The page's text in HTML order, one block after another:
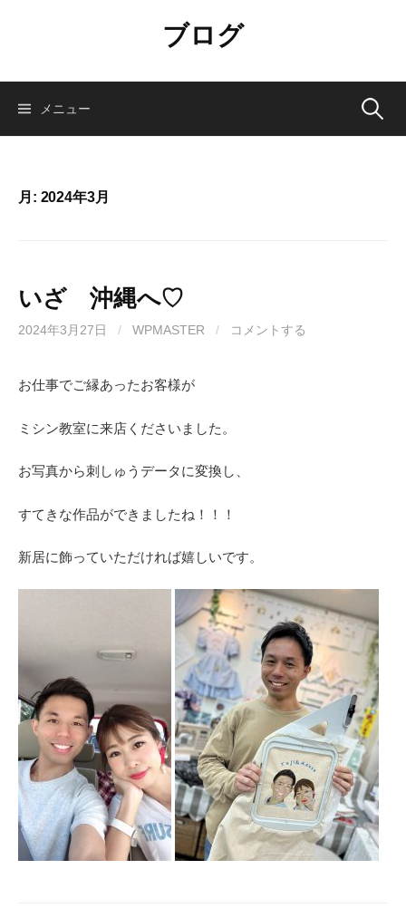
ン
ブログ
メニュー 検
月: 2024年3月
いざ 沖縄へ♡
2024年3月27日 / WPMASTER / コメントする
お仕事でご縁あったお客様が
ミシン教室に来店くださいました。
お写真から刺しゅうデータに変換し、
すてきな作品ができましたね！！！
新居に飾っていただければ嬉しいです。